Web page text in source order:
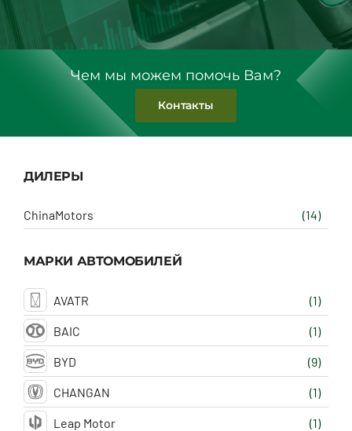
Чем мы можем помочь Вам?
Контакты
ДИЛЕРЫ
ChinaMotors (14)
МАРКИ АВТОМОБИЛЕЙ
AVATR (1)
BAIC (1)
BYD (9)
CHANGAN (1)
Leap Motor (1)